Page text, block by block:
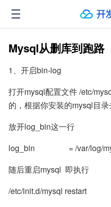
Mysql从删库到跑路
1、开启bin-log
打开mysql配置文件 /etc/
的，根据你安装的mysql目录
放开log_bin这一行
log_bin                 = /var/log/
随后重启mysql  即执行
/etc/init.d/mysql restart